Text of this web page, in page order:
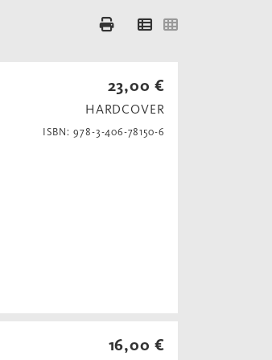
23,00 €
HARDCOVER
ISBN: 978-3-406-78150-6
16,00 €